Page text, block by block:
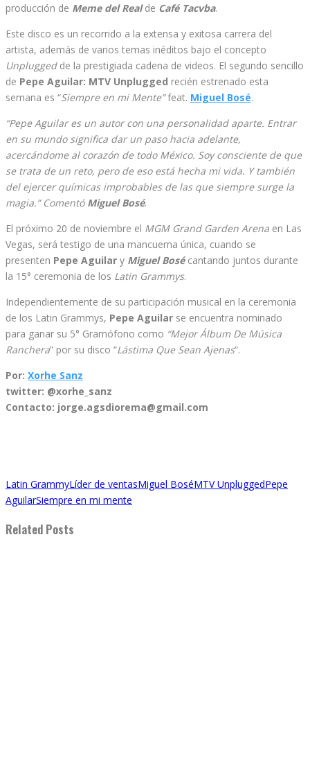
producción de Meme del Realde Café Tacvba.
Este disco es un recorrido a la extensa y exitosa carrera del
artista, además de varios temas inéditos bajo el concepto
Unpluggedde la prestigiada cadena de videos. El segundo sencillo
de Pepe Aguilar: MTV Unplugged recién estrenado esta
semana es “Siempre en mi Mente”feat. Miguel Bosé.
“Pepe Aguilar es un autor con una personalidad aparte. Entrar
en su mundo significa dar un paso hacia adelante,
acercándome al corazón de todo México. Soy consciente de que
se trata de un reto, pero de eso está hecha mi vida. Y también
del ejercer químicas improbables de las que siempre surge la
magia.” Comentó Miguel Bosé.
El próximo 20 de noviembre el MGM Grand Garden Arena en Las
Vegas, será testigo de una mancuerna única, cuando se
presenten Pepe Aguilar y Miguel Bosé cantando juntos durante
la 15° ceremonia de los Latin Grammys.
Independientemente de su participación musical en la ceremonia
de los Latin Grammys, Pepe Aguilar se encuentra nominado
para ganar su 5° Gramófono como “Mejor Álbum De Música
Ranchera” por su disco “Lástima Que Sean Ajenas“.
Por: Xorhe Sanz
twitter: @xorhe_sanz
Contacto: jorge.agsdiorema@gmail.com
Latin GrammyLíder de ventasMiguel BoséMTV UnpluggedPepe
AguilarSiempre en mi mente
Related Posts